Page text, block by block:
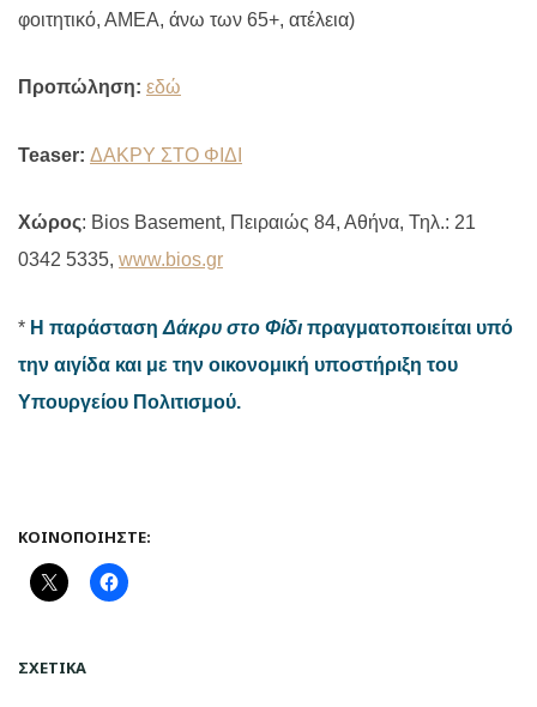
φοιτητικό, ΑΜΕΑ, άνω των 65+, ατέλεια)
Προπώληση: εδώ
Teaser: ΔΑΚΡΥ ΣΤΟ ΦΙΔΙ
Χώρος: Bios Basement, Πειραιώς 84, Αθήνα, Τηλ.: 21
0342 5335, www.bios.gr
* Η παράστασηΔάκρυ στο Φίδι πραγματοποιείται υπό
την αιγίδα και με την οικονομική υποστήριξη του
Υπουργείου Πολιτισμού.
ΚΟΙΝΟΠΟΙΉΣΤΕ:
ΣΧΕΤΙΚΆ